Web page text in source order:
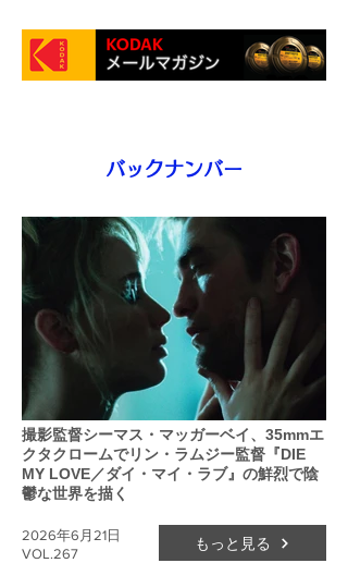
バックナンバー
撮影監督シーマス・マッガーベイ、35mmエ
クタクロームでリン・ラムジー監督『DIE
MY LOVE／ダイ・マイ・ラブ』の鮮烈で陰
鬱な世界を描く
VOL.267
2026年6月21日 もっと見る